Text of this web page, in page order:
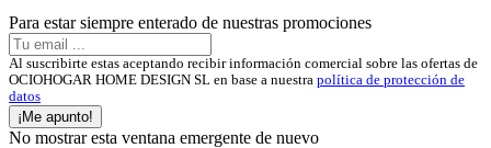
Para estar siempre enterado de nuestras promociones
Al suscribirte estas aceptando recibir información comercial sobre las ofertas de
OCIOHOGAR HOME DESIGN SL en base a nuestra política de protección de
datos
¡Me apunto!
No mostrar esta ventana emergente de nuevo